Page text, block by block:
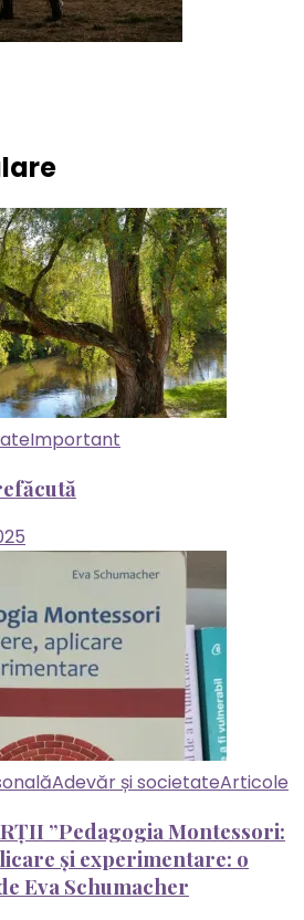
Important
Adevăr și societateArticole
”Pedagogia Montessori:
și experimentare: o
Eva Schumacher